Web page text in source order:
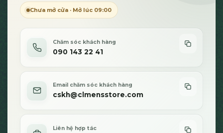
sản
phẩm
Chưa mở cửa · Mở lúc 09:00
Chăm sóc khách hàng
090 143 22 41
Email chăm sóc khách hàng
cskh@clmensstore.com
Liên hệ hợp tác